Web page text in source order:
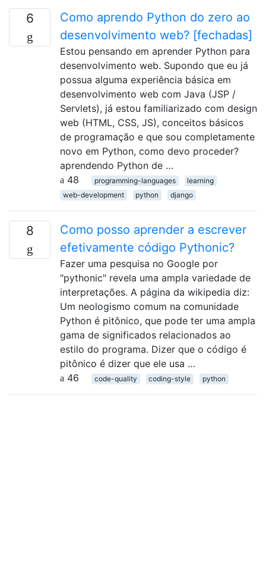
6
Como aprendo Python do zero ao
desenvolvimento web? [fechadas]
Estou pensando em aprender Python para
desenvolvimento web. Supondo que eu já
possua alguma experiência básica em
desenvolvimento web com Java (JSP /
Servlets), já estou familiarizado com design
web (HTML, CSS, JS), conceitos básicos
de programação e que sou completamente
novo em Python, como devo proceder?
aprendendo Python de …
48
programming-languages
learning
web-development
python django
8
Como posso aprender a escrever
efetivamente código Pythonic?
Fazer uma pesquisa no Google por
"pythonic" revela uma ampla variedade de
interpretações. A página da wikipedia diz:
Um neologismo comum na comunidade
Python é pitônico, que pode ter uma ampla
gama de significados relacionados ao
estilo do programa. Dizer que o código é
pitônico é dizer que ele usa …
46
code-quality coding-style python